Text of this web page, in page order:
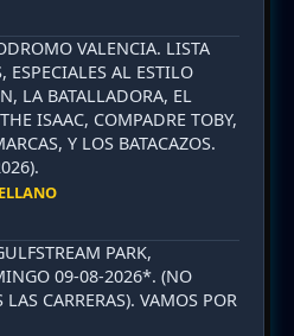
VALENCIA. LISTA
ESPECIALES AL ESTILO
LA BATALLADORA, EL
ISAAC, COMPADRE TOBY,
Y LOS BATACAZOS.
PARK,
09-08-2026*. (NO
CARRERAS). VAMOS POR